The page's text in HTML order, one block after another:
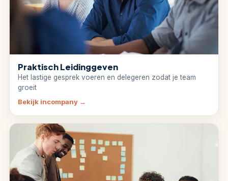
Praktisch Leidinggeven
Het lastige gesprek voeren en delegeren zodat je team
groeit
Bekijk incompany →